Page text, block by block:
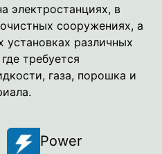
электростанциях, в
сооружениях, а
различных
требуется
газа, порошка и
Power